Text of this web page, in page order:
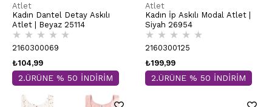
Atlet
Kadın Dantel Detay Askılı
Atlet | Beyaz 25114
★ ★ ★ ★ ★
2160300069
₺104,99
2.ÜRÜNE % 50 İNDİRİM
Atlet
Kadın İp Askılı Modal Atlet |
Siyah 26954
★ ★ ★ ★ ★
2160300125
₺199,99
2.ÜRÜNE % 50 İNDİRİM